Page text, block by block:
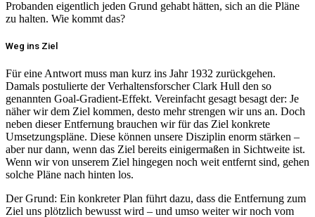
Probanden eigentlich jeden Grund gehabt hätten, sich an die Pläne
zu halten. Wie kommt das?
Weg ins Ziel
Für eine Antwort muss man kurz ins Jahr 1932 zurückgehen.
Damals postulierte der Verhaltensforscher Clark Hull den so
genannten Goal-Gradient-Effekt. Vereinfacht gesagt besagt der: Je
näher wir dem Ziel kommen, desto mehr strengen wir uns an. Doch
neben dieser Entfernung brauchen wir für das Ziel konkrete
Umsetzungspläne. Diese können unsere Disziplin enorm stärken –
aber nur dann, wenn das Ziel bereits einigermaßen in Sichtweite ist.
Wenn wir von unserem Ziel hingegen noch weit entfernt sind, gehen
solche Pläne nach hinten los.
Der Grund: Ein konkreter Plan führt dazu, dass die Entfernung zum
Ziel uns plötzlich bewusst wird – und umso weiter wir noch vom